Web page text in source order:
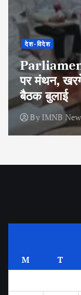
देश-विदेश
Parliament
पर मंथन,
बैठक बुलाई
ByIMNB
M T